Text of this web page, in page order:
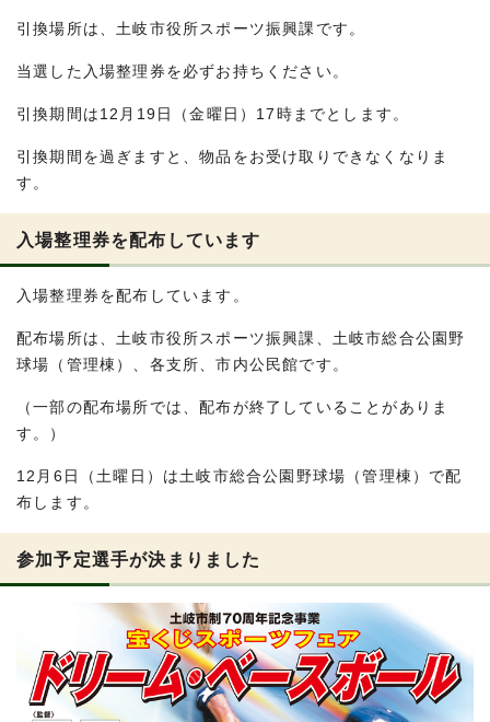
引換場所は、土岐市役所スポーツ振興課です。
当選した入場整理券を必ずお持ちください。
引換期間は12月19日（金曜日）17時までとします。
引換期間を過ぎますと、物品をお受け取りできなくなりま
す。
入場整理券を配布しています
入場整理券を配布しています。
配布場所は、土岐市役所スポーツ振興課、土岐市総合公園野
球場（管理棟）、各支所、市内公民館です。
（一部の配布場所では、配布が終了していることがありま
す。）
12月6日（土曜日）は土岐市総合公園野球場（管理棟）で配
布します。
参加予定選手が決まりました